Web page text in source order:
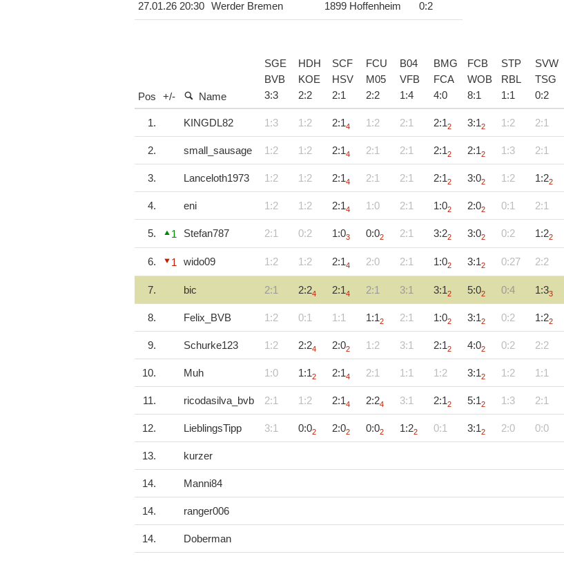
27.01.26 20:30 Werder Bremen 1899 Hoffenheim 0:2
Pos +/- Name
SGE
BVB
3:3
HDH
KOE
2:2
SCF
HSV
2:1
FCU
M05
2:2
B04
VFB
1:4
BMG
FCA
4:0
FCB
WOB
8:1
STP
RBL
1:1
SVW
TSG
0:2
1. KINGDL82 1:3 1:2 2:14 1:2 2:1 2:12 3:12 1:2 2:1
2. small_sausage 1:2 1:2 2:14 2:1 2:1 2:12 2:12 1:3 2:1
3. Lanceloth1973 1:2 1:2 2:14 2:1 2:1 2:12 3:02 1:2 1:22
4. eni 1:2 1:2 2:14 1:0 2:1 1:02 2:02 0:1 2:1
5. 1 Stefan787 2:1 0:2 1:03 0:02 2:1 3:22 3:02 0:2 1:22
6. 1 wido09 1:2 1:2 2:14 2:0 2:1 1:02 3:12 0:27 2:2
7. bic 2:1 2:24 2:14 2:1 3:1 3:12 5:02 0:4 1:33
8. Felix_BVB 1:2 0:1 1:1 1:12 2:1 1:02 3:12 0:2 1:22
9. Schurke123 1:2 2:24 2:02 1:2 3:1 2:12 4:02 0:2 2:2
10. Muh 1:0 1:12 2:14 2:1 1:1 1:2 3:12 1:2 1:1
11. ricodasilva_bvb 2:1 1:2 2:14 2:24 3:1 2:12 5:12 1:3 2:1
12. LieblingsTipp 3:1 0:02 2:02 0:02 1:22 0:1 3:12 2:0 0:0
13. kurzer
14. Manni84
14. ranger006
14. Doberman